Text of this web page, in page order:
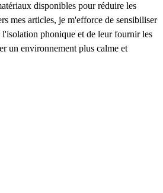
disponibles pour réduire les
mes articles, je m'efforce de sensibiliser
phonique et de leur fournir les
un environnement plus calme et